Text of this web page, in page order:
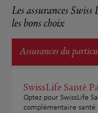
Les assurances
les bons choix
Assurances du
SwissLife Santé
Optez pour SwissLife
complémentaire